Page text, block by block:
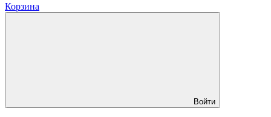
Корзина
Войти